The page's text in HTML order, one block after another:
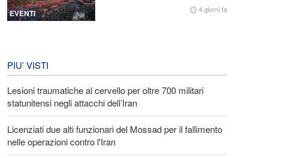
EVENTI 4 giorni fa
PIU’ VISTI
Lesioni traumatiche al cervello per oltre 700 militari
statunitensi negli attacchi dell’Iran
Licenziati due alti funzionari del Mossad per il fallimento
nelle operazioni contro l'Iran